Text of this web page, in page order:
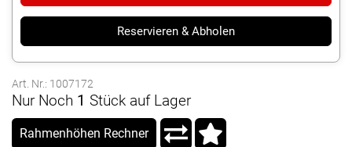
Reservieren & Abholen
Art. Nr.: 1007172
Nur Noch 1 Stück auf Lager
Rahmenhöhen Rechner